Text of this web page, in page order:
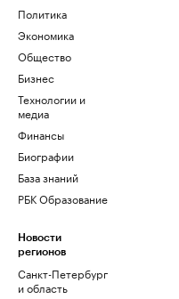
Политика
Экономика
Общество
Бизнес
Технологии и
медиа
Финансы
Биографии
База знаний
РБК Образование
Новости
регионов
Санкт-Петербург
и область